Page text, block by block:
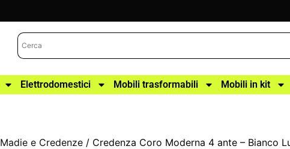
Elettrodomestici Mobili trasformabili Mobili in kit
Madie e Credenze / Credenza Coro Moderna 4 ante – Bianco